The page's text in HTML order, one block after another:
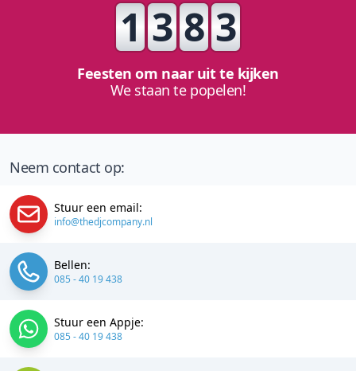
1 3 8 3
Feesten om naar uit te kijken
We staan te popelen!
Neem contact op:
Stuur een email:
info@thedjcompany.nl
Bellen:
085 - 40 19 438
Stuur een Appje:
085 - 40 19 438